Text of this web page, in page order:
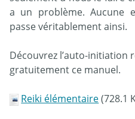
a un problème. Aucune
passe véritablement ainsi.
Découvrez l’auto-initiation
gratuitement ce manuel.
Reiki élémentaire(728.1